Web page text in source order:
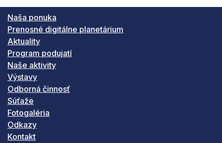
Naša ponuka
Prenosné digitálne planetárium
Aktuality
Program podujatí
Naše aktivity
Výstavy
Odborná činnosť
Súťaže
Fotogaléria
Odkazy
Kontakt